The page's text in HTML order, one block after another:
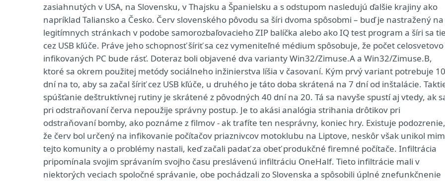
zasiahnutých v USA, na Slovensku, v Thajsku a Španielsku a s odstupom nasledujú ďalšie krajiny ako
napríklad Taliansko a Česko. Červ slovenského pôvodu sa šíri dvoma spôsobmi – buď je nastražený na
legitímnych stránkach v podobe samorozbaľovacieho ZIP balíčka alebo ako IQ test program a šíri sa
cez USB kľúče. Práve jeho schopnosť šíriť sa cez vymeniteľné médium spôsobuje, že počet celosvetovo
infikovaných PC bude rásť. Doteraz boli objavené dva varianty Win32/Zimuse.A a Win32/Zimuse.B,
ktoré sa okrem použitej metódy sociálneho inžinierstva líšia v časovaní. Kým prvý variant potrebuje 10
dní na to, aby sa začal šíriť cez USB kľúče, u druhého je táto doba skrátená na 7 dní od inštalácie.
spúšťanie deštruktívnej rutiny je skrátené z pôvodných 40 dní na 20. Tá sa navyše spustí aj vtedy, ak
pri odstraňovaní červa nepoužije správny postup. Je to akási analógia strihania drôtikov pri
odstraňovaní bomby, ako poznáme z filmov - ak trafíte ten nesprávny, koniec hry. Existuje podozrenie,
že červ bol určený na infikovanie počítačov priaznivcov motoklubu na Liptove, neskôr však unikol
tejto komunity a o problémy nastali, keď začali padať za obeť produkčné firemné počítače. Infiltrácia
pripomínala svojim správaním svojho času preslávenú infiltráciu OneHalf. Tieto infiltrácie mali v
niektorých veciach spoločné správanie, obe pochádzali zo Slovenska a spôsobili úplné znefunkčnenie